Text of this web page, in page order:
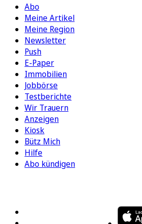
Abo
Meine Artikel
Meine Region
Newsletter
Push
E-Paper
Immobilien
Jobbörse
Testberichte
Wir Trauern
Anzeigen
Kiosk
Bütz Mich
Hilfe
Abo kündigen